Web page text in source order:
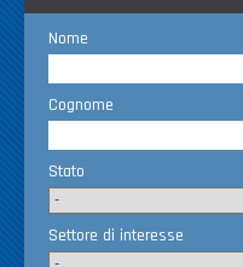
Nome
Cognome
Stato
Settore di interesse